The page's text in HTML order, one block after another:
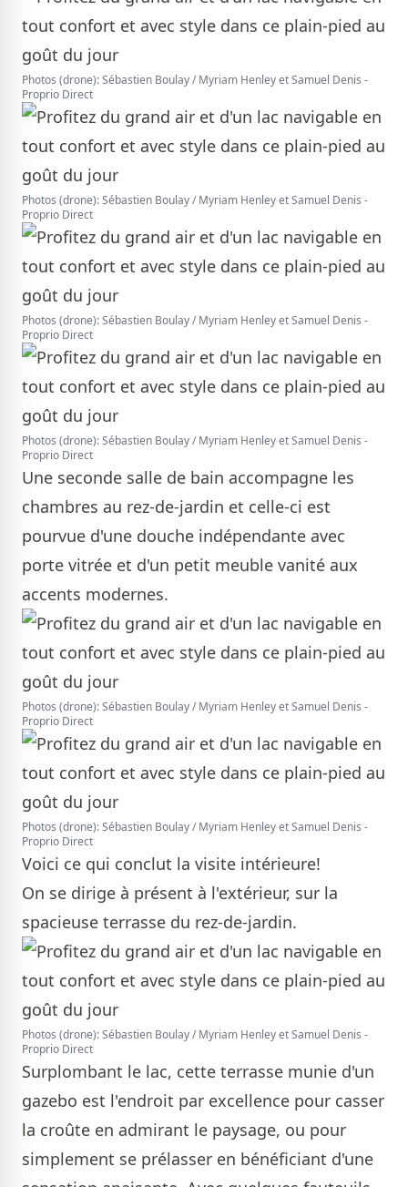
Photos (drone): Sébastien Boulay / Myriam Henley et Samuel Denis -
Proprio Direct
Photos (drone): Sébastien Boulay / Myriam Henley et Samuel Denis -
Proprio Direct
Photos (drone): Sébastien Boulay / Myriam Henley et Samuel Denis -
Proprio Direct
Photos (drone): Sébastien Boulay / Myriam Henley et Samuel Denis -
Proprio Direct
Une seconde salle de bain accompagne les
chambres au rez-de-jardin et celle-ci est
pourvue d'une douche indépendante avec
porte vitrée et d'un petit meuble vanité aux
accents modernes.
Photos (drone): Sébastien Boulay / Myriam Henley et Samuel Denis -
Proprio Direct
Photos (drone): Sébastien Boulay / Myriam Henley et Samuel Denis -
Proprio Direct
Voici ce qui conclut la visite intérieure!
On se dirige à présent à l'extérieur, sur la
spacieuse terrasse du rez-de-jardin.
Photos (drone): Sébastien Boulay / Myriam Henley et Samuel Denis -
Proprio Direct
Surplombant le lac, cette terrasse munie d'un
gazebo est l'endroit par excellence pour casser
la croûte en admirant le paysage, ou pour
simplement se prélasser en bénéficiant d'une